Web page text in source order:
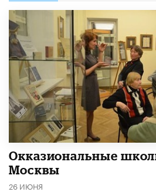
​Окказиональные
Москвы
26 ИЮНЯ